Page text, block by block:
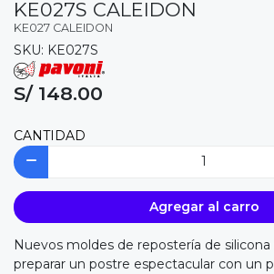
KE027S CALEIDON
KE027 CALEIDON
SKU: KE027S
S/ 148.00
CANTIDAD
Agregar al carro
Nuevos moldes de repostería de
preparar un postre espectacular con un